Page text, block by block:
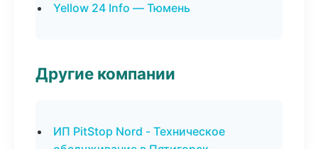
Yellow 24 Info — Тюмень
Другие компании
ИП PitStop Nord - Техническое